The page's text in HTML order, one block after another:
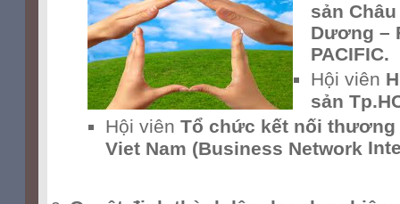
sản
Dương –
PACIFIC.
Hội viên
sản
Hội viên Tổ chức kết nối thương
Viet Nam (Business Network